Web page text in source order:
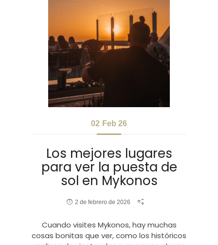
02 Feb 26
Los mejores lugares
para ver la puesta de
sol en Mykonos
2 de febrero de 2026
Cuando visites Mykonos, hay muchas
cosas bonitas que ver, como los históricos